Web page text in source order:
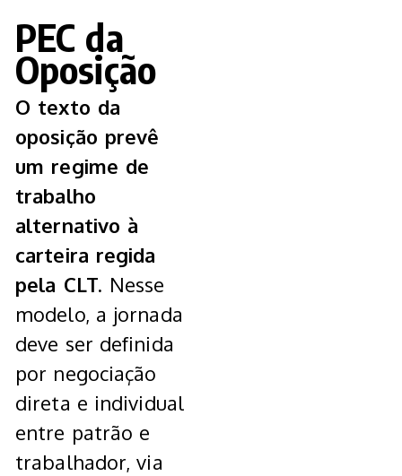
PEC da
Oposição
O texto da
oposição prevê
um regime de
trabalho
alternativo à
carteira regida
pela CLT. Nesse
modelo, a jornada
deve ser definida
por negociação
direta e individual
entre patrão e
trabalhador, via